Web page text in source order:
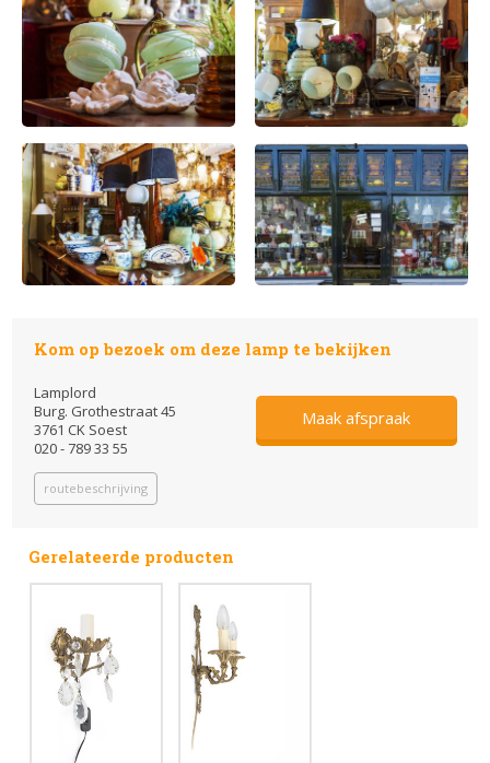
Kom op bezoek om deze lamp te bekijken
Lamplord
Burg. Grothestraat 45
3761 CK Soest
020 - 789 33 55
routebeschrijving
Maak afspraak
Gerelateerde producten